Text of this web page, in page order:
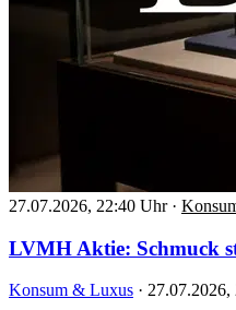
27.07.2026, 22:40 Uhr ·
LVMH Aktie: Schmuck
Konsum & Luxus ·